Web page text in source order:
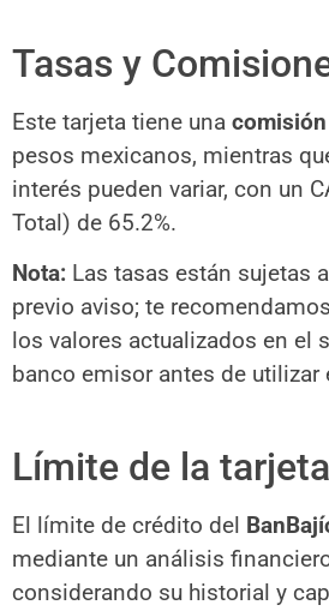
Tasas y
Este tarjeta tiene una
pesos mexicanos, mientras
interés pueden variar, con un
Total) de 65.2%.
Nota: Las tasas están sujetas
previo aviso; te
los valores actualizados en el
banco emisor antes de utilizar
Límite de la tarjeta
El límite de crédito del
mediante un análisis
considerando su historial y